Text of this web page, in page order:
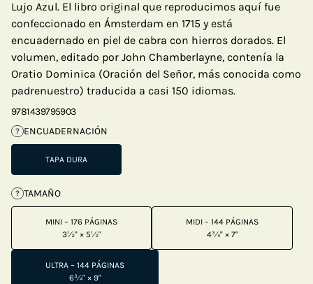
Lujo Azul. El libro original que reproducimos aquí fue
confeccionado en Ámsterdam en 1715 y está
encuadernado en piel de cabra con hierros dorados. El
volumen, editado por John Chamberlayne, contenía la
Oratio Dominica (Oración del Señor, más conocida como
padrenuestro) traducida a casi 150 idiomas.
9781439795903
? ENCUADERNACIÓN
TAPA DURA
? TAMAÑO
MINI – 176 PÁGINAS
3½" × 5½"
MIDI – 144 PÁGINAS
4¾" × 7"
ULTRA – 144 PÁGINAS
6¾" × 9"